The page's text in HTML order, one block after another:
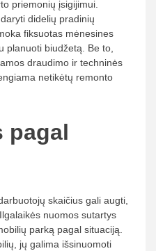
priemonių įsigijimui.
didelių pradinių
fiksuotas mėnesines
planuoti biudžetą. Be to,
draudimo ir techninės
netikėtų remonto
pagal
skaičius gali augti,
nuomos sutartys
parką pagal situaciją.
jų galima išsinuomoti